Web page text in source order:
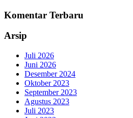
Komentar Terbaru
Arsip
Juli 2026
Juni 2026
Desember 2024
Oktober 2023
September 2023
Agustus 2023
Juli 2023